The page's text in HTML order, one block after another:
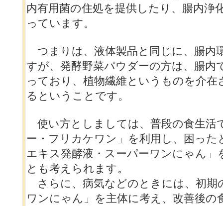
内有用菌の住処を提供したり、腸内浄
っています。
つまりは、液体製品と同じに、腸内
すが、発酵野菜パウダーの方は、腸内
っており、植物繊維というものを介
るということです。
使い方としましては、普段の食生活
ー・フリカケワン」を利用し、困った
エキス発酵液・スーパーワンにゃん」
とも考えられます。
さらに、病気などのときには、初期
ワンにゃん」を主体に考え、改善後の